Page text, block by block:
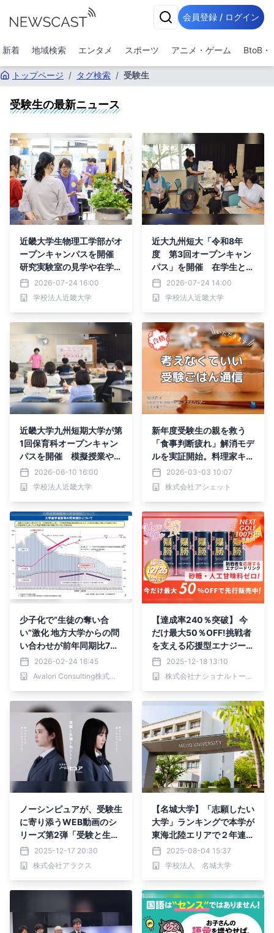
会員登録 / ログイン
新着 地域検索 エンタメ スポーツ アニメ・ゲーム BtoB・
トップページ / タグ検索 / 受験生
受験生の最新ニュース
近畿大学生物理工学部がオ
ープンキャンパスを開催
研究実験室の見学や在学生
によるキャンパスツアーを
実施
2026-07-24 16:00
学校法人近畿大学
近大九州短大「令和8年
度 第3回オープンキャン
パス」を開催 在学生との
交流や模擬授業でキャンパ
スライフを体感
2026-07-24 14:00
学校法人近畿大学
近畿大学九州短期大学が第
1回保育科オープンキャン
パスを開催 模擬授業や在
学生との交流で保育の学び
と学生生活を紹介
2026-06-10 16:00
学校法人近畿大学
新年度受験生の親を救う
「食事判断疲れ」解消モデ
ルを実証開始。料理家キャ
リア20年の専門家が月額5
00円のコミュニティ始動
2026-03-03 10:07
株式会社アシェット
少子化で“生徒の奪い合
い”激化 地方大学からの問
い合わせが前年同期比70
0％に急増した 【年内入試
ナビ】のスカウト広報に注
目
2026-02-24 16:45
Avalon Consulting株式会社
【達成率240％突破】 今
だけ最大50％OFF!挑戦者
を支える応援型エナジード
リンク『爆勝エナジー』ク
ラファンネクストゴール1
00万円へ挑戦｜12/26ま
2025-12-18 13:10
株式会社ナショナルトータルビバレッジ
ノーシンピュアが、受験生
に寄り添うWEB動画のシ
リーズ第2弾「受験と生理
と私たちと」篇を公開
2025-12-17 20:30
株式会社アラクス
【名城大学】「志願したい
大学」ランキングで本学が
東海北陸エリアで２年連続
1位！2025-08-04 15:37
学校法人 名城大学